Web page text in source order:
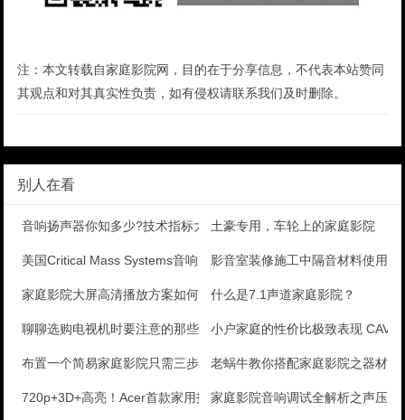
注：本文转载自家庭影院网，目的在于分享信息，不代表本站赞同
其观点和对其真实性负责，如有侵权请联系我们及时删除。
别人在看
音响扬声器你知多少?技术指标大揭密土豪专用，车轮上的家庭影院
美国Critical Mass Systems音响开影音室装修施工中隔音材料使用常
家庭影院大屏高清播放方案如何打造？什么是7.1声道家庭影院？
聊聊选购电视机时要注意的那些“猫腻”小户家庭的性价比极致表现 CAV
布置一个简易家庭影院只需三步 老蜗牛教你搭配家庭影院之器材组
720p+3D+高亮！Acer首款家用投影评测家庭影院音响调试全解析之声压仪